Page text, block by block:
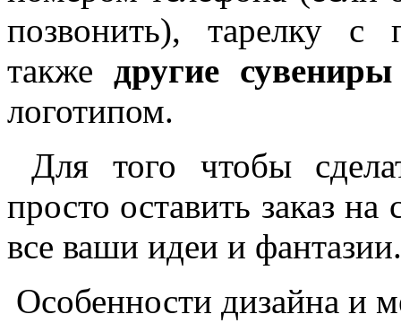
позвонить), тарелку с
также другие
логотипом.
Для того чтобы
просто оставить заказ
все ваши идеи и фантазии.
Особенности дизайна и